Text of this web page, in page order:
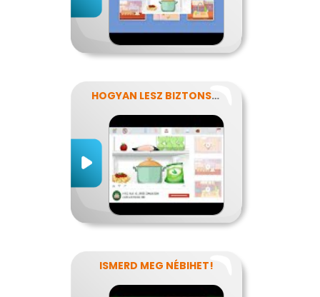
HOGYAN LESZ BIZTONSÁGOS, AMIT MEGESZEL?
ISMERD MEG NÉBIHET!